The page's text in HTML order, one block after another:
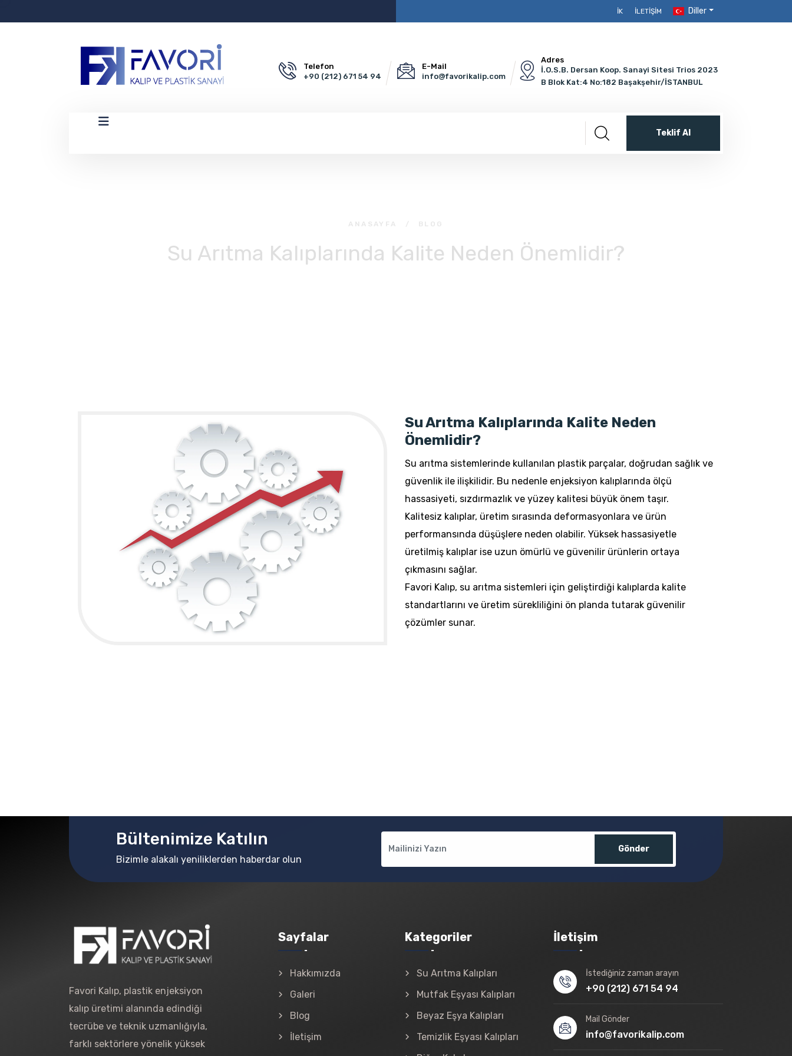
İK İLETIŞIM Diller
Telefon
+90 (212) 671 54 94
E-Mail
info@favorikalip.com
Adres
İ.O.S.B. Dersan Koop. Sanayi Sitesi Trios 2023
B Blok Kat:4 No:182 Başakşehir/İSTANBUL
Teklif Al
ANASAYFA / BLOG
Su Arıtma Kalıplarında Kalite Neden Önemlidir?
Su Arıtma Kalıplarında Kalite Neden
Önemlidir?
Su arıtma sistemlerinde kullanılan plastik parçalar, doğrudan sağlık ve
güvenlik ile ilişkilidir. Bu nedenle enjeksiyon kalıplarında ölçü
hassasiyeti, sızdırmazlık ve yüzey kalitesi büyük önem taşır.
Kalitesiz kalıplar, üretim sırasında deformasyonlara ve ürün
performansında düşüşlere neden olabilir. Yüksek hassasiyetle
üretilmiş kalıplar ise uzun ömürlü ve güvenilir ürünlerin ortaya
çıkmasını sağlar.
Favori Kalıp, su arıtma sistemleri için geliştirdiği kalıplarda kalite
standartlarını ve üretim sürekliliğini ön planda tutarak güvenilir
çözümler sunar.
Bültenimize Katılın
Bizimle alakalı yeniliklerden haberdar olun
Gönder
Favori Kalıp, plastik enjeksiyon
kalıp üretimi alanında edindiği
tecrübe ve teknik uzmanlığıyla,
farklı sektörlere yönelik yüksek
Sayfalar
Hakkımızda
Galeri
Blog
İletişim
Kategoriler
Su Arıtma Kalıpları
Mutfak Eşyası Kalıpları
Beyaz Eşya Kalıpları
Temizlik Eşyası Kalıpları
İletişim
İstediğiniz zaman arayın
+90 (212) 671 54 94
Mail Gönder
info@favorikalip.com